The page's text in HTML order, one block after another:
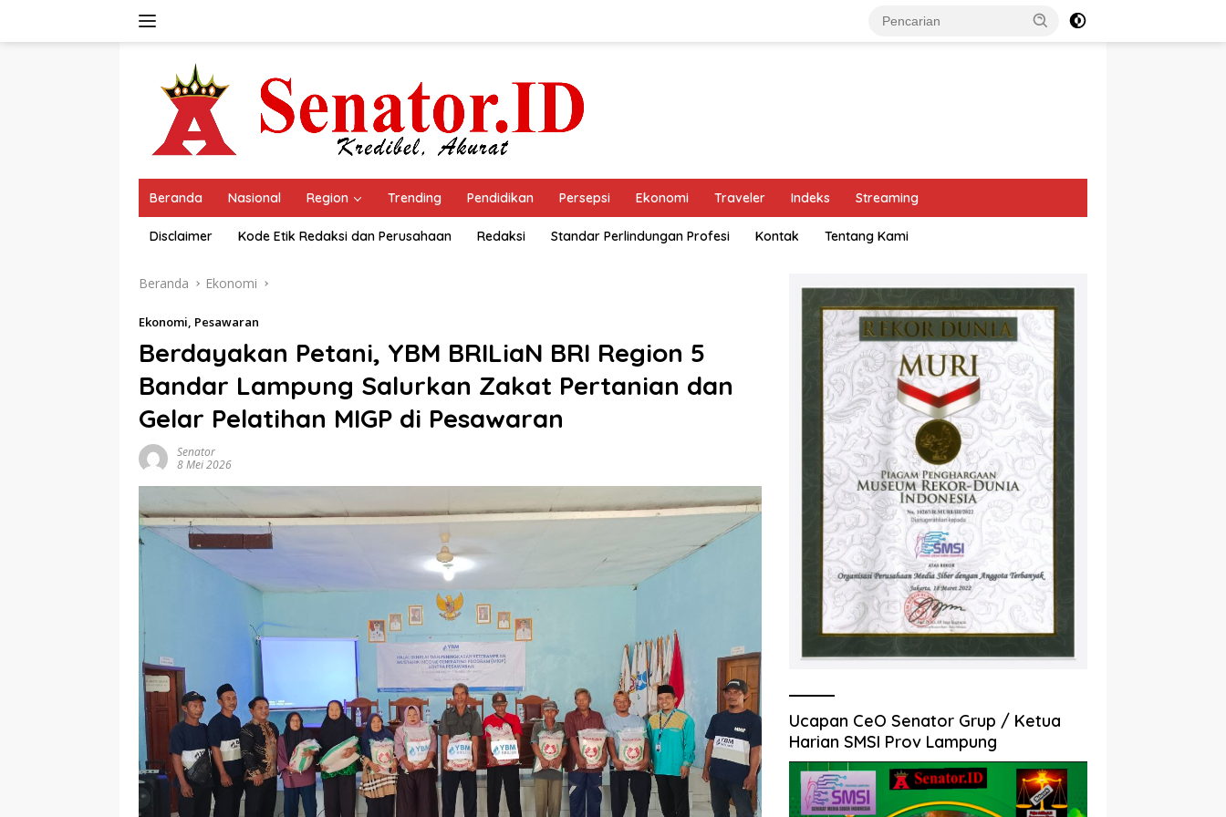
Beranda Nasional Region Trending Pendidikan Persepsi Ekonomi Traveler Indeks Streaming
Disclaimer Kode Etik Redaksi dan Perusahaan Redaksi Standar Perlindungan Profesi Kontak Tentang Kami
Beranda Ekonomi
Ekonomi, Pesawaran
Berdayakan Petani, YBM BRILiaN BRI Region 5
Bandar Lampung Salurkan Zakat Pertanian dan
Gelar Pelatihan MIGP di Pesawaran
Senator
8 Mei 2026
Ucapan CeO Senator Grup / Ketua
Harian SMSI Prov Lampung